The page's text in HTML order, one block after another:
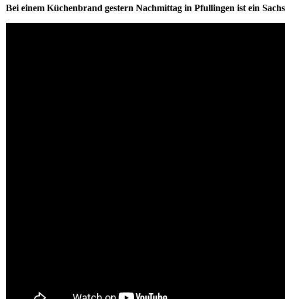
Bei einem Küchenbrand gestern Nachmittag in Pfullingen ist ein